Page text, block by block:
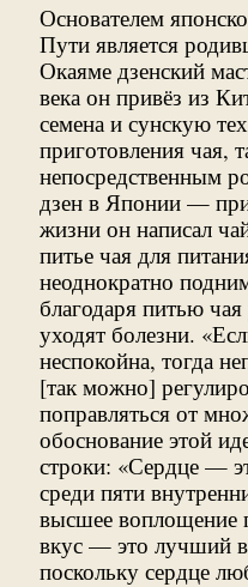
Основателем
Пути является
Окаяме дзенский
века он привёз из
семена и сунскую
приготовления чая,
непосредственным
дзен в Японии —
жизни он написал
питье чая для
неоднократно
благодаря питью
уходят болезни.
неспокойна, тогда
[так можно]
поправляться от
обоснование этой
строки: «Сердце —
среди пяти
высшее воплощение
вкус — это лучший
поскольку сердце